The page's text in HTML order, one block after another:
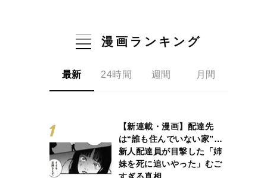
漫画ランキング
最新 24時間 週間 月間
【新連載・漫画】配達先
は“誰も住んでいない家”…
新人配達員が目撃した「姉
妹を死に追いやった」むご